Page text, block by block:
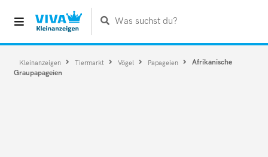
Was suchst du?
Kleinanzeigen Tiermarkt Vögel Papageien
Afrikanische
Graupapageien